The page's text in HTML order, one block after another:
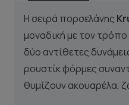
Η σειρά πορσελάνης
μοναδική με τον
δύο αντίθετες
ρουστίκ φόρμες
θυμίζουν ακουαρέλα,